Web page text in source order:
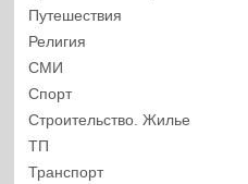
Путешествия
Религия
СМИ
Спорт
Строительство. Жилье
ТП
Транспорт